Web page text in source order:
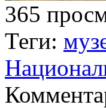
365
Теги: